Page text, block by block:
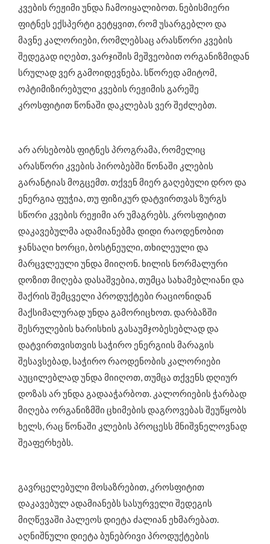
კვების რეჟიმი უნდა ჩამოიყალიბოთ. ნებისმიერი
ფიტნეს ექსპერტი გეტყვით, რომ უსარგებლო და
მავნე კალორიები, რომლებსაც არასწორი კვების
შედეგად იღებთ, ვარჯიშის მეშვეობით ორგანიზმიდან
სრულად ვერ გამოიდევნება. სწორედ ამიტომ,
ოპტიმიზირებული კვების რეჟიმის გარეშე
კროსფიტით წონაში დაკლებას ვერ შეძლებთ.
არ არსებობს ფიტნეს პროგრამა, რომელიც
არასწორი კვების პირობებში წონაში კლების
გარანტიას მოგცემთ. თქვენ მიერ გაღებული დრო და
ენერგია ფუჭია, თუ ფიზიკურ დატვირთვას ზურგს
სწორი კვების რეჟიმი არ უმაგრებს. კროსფიტით
დაკავებულმა ადამიანებმა დიდი რაოდენობით
ჯანსაღი ხორცი, ბოსტნეული, თხილეული და
მარცვლეული უნდა მიიღონ. ხილის ნორმალური
დოზით მიღება დასაშვებია, თუმცა სახამებლიანი და
შაქრის შემცველი პროდუქტები რაციონიდან
მაქსიმალურად უნდა გამორიცხოთ. დარბაზში
შესრულების ხარისხის გასაუმჯობესებლად და
დატვირთვისთვის საჭირო ენერგიის მარაგის
შესავსებად, საჭირო რაოდენობის კალორიები
აუცილებლად უნდა მიიღოთ, თუმცა თქვენს დღიურ
დოზას არ უნდა გადააჭარბოთ. კალორიების ჭარბად
მიღება ორგანიზმში ცხიმების დაგროვებას შეუწყობს
ხელს, რაც წონაში კლების პროცესს მნიშვნელოვნად
შეაფერხებს.
გავრცელებული მოსაზრებით, კროსფიტით
დაკავებულ ადამიანებს სასურველი შედეგის
მიღწევაში პალეოს დიეტა ძალიან ეხმარებათ.
აღნიშნული დიეტა ბუნებრივი პროდუქტების